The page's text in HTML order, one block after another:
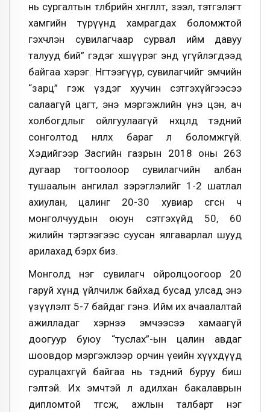
нь сургалтын төлбөрийн хөнгөлөлт, зээл, тэтгэлэгт
хамгийн түрүүнд хамрагдах боломжтой
гэхчлэн сувилагчаар сурвал ийм давуу
талууд бий” гэдэг хөшүүрэг энд үгүйлэгдээд
байгаа хэрэг. Нөгөөтээгүүр, сувилагчийг эмчийн
“зарц” гэж үздэг хуучин сэтгэхүйгээсээ
салаагүй цагт, энэ мэргэжлийн үнэ цэн, ач
холбогдлыг ойлгуулаагүй нөхцөлд тэдний
сонголтод нөлөөлөх бараг л боломжгүй.
Хэдийгээр Засгийн газрын 2018 оны 263
дугаар тогтоолоор сувилагчийн албан
тушаалын ангилал зэрэглэлийг 1-2 шатлал
ахиулан, цалинг 20-30 хувиар өсгөсөн ч
монголчуудын оюун сэтгэхүйд 50, 60
жилийн тэртээгээс суусан ялгаварлал шууд
арилахад бэрх биз.
Монголд нэг сувилагч ойролцоогоор 20
гаруй хүнд үйлчилж байхад бусад улсад энэ
үзүүлэлт 5-7 байдаг гэнэ. Ийм их ачаалалтай
ажилладаг хэрнээ эмчээсээ хамаагүй
доогуур буюу “туслах”-ын цалин авдаг
шоовдор мэргэжлээр орчин үеийн хүүхдүүд
суралцахгүй байгаа нь тэдний буруу биш
гэлтэй. Их эмчтэй л адилхан бакалаврын
дипломтой төгсөж, ажлын талбарт нэг